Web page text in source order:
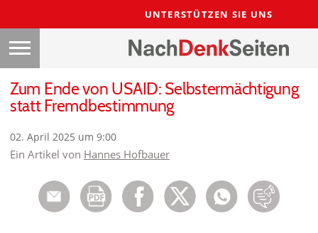
UNTERSTÜTZEN SIE UNS
Zum Ende von USAID: Selbstermächtigung
statt Fremdbestimmung
02. April 2025 um 9:00
Ein Artikel von Hannes Hofbauer